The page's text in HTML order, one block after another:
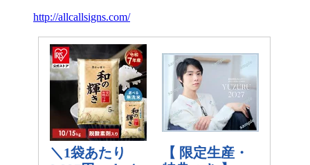
http://allcallsigns.com/